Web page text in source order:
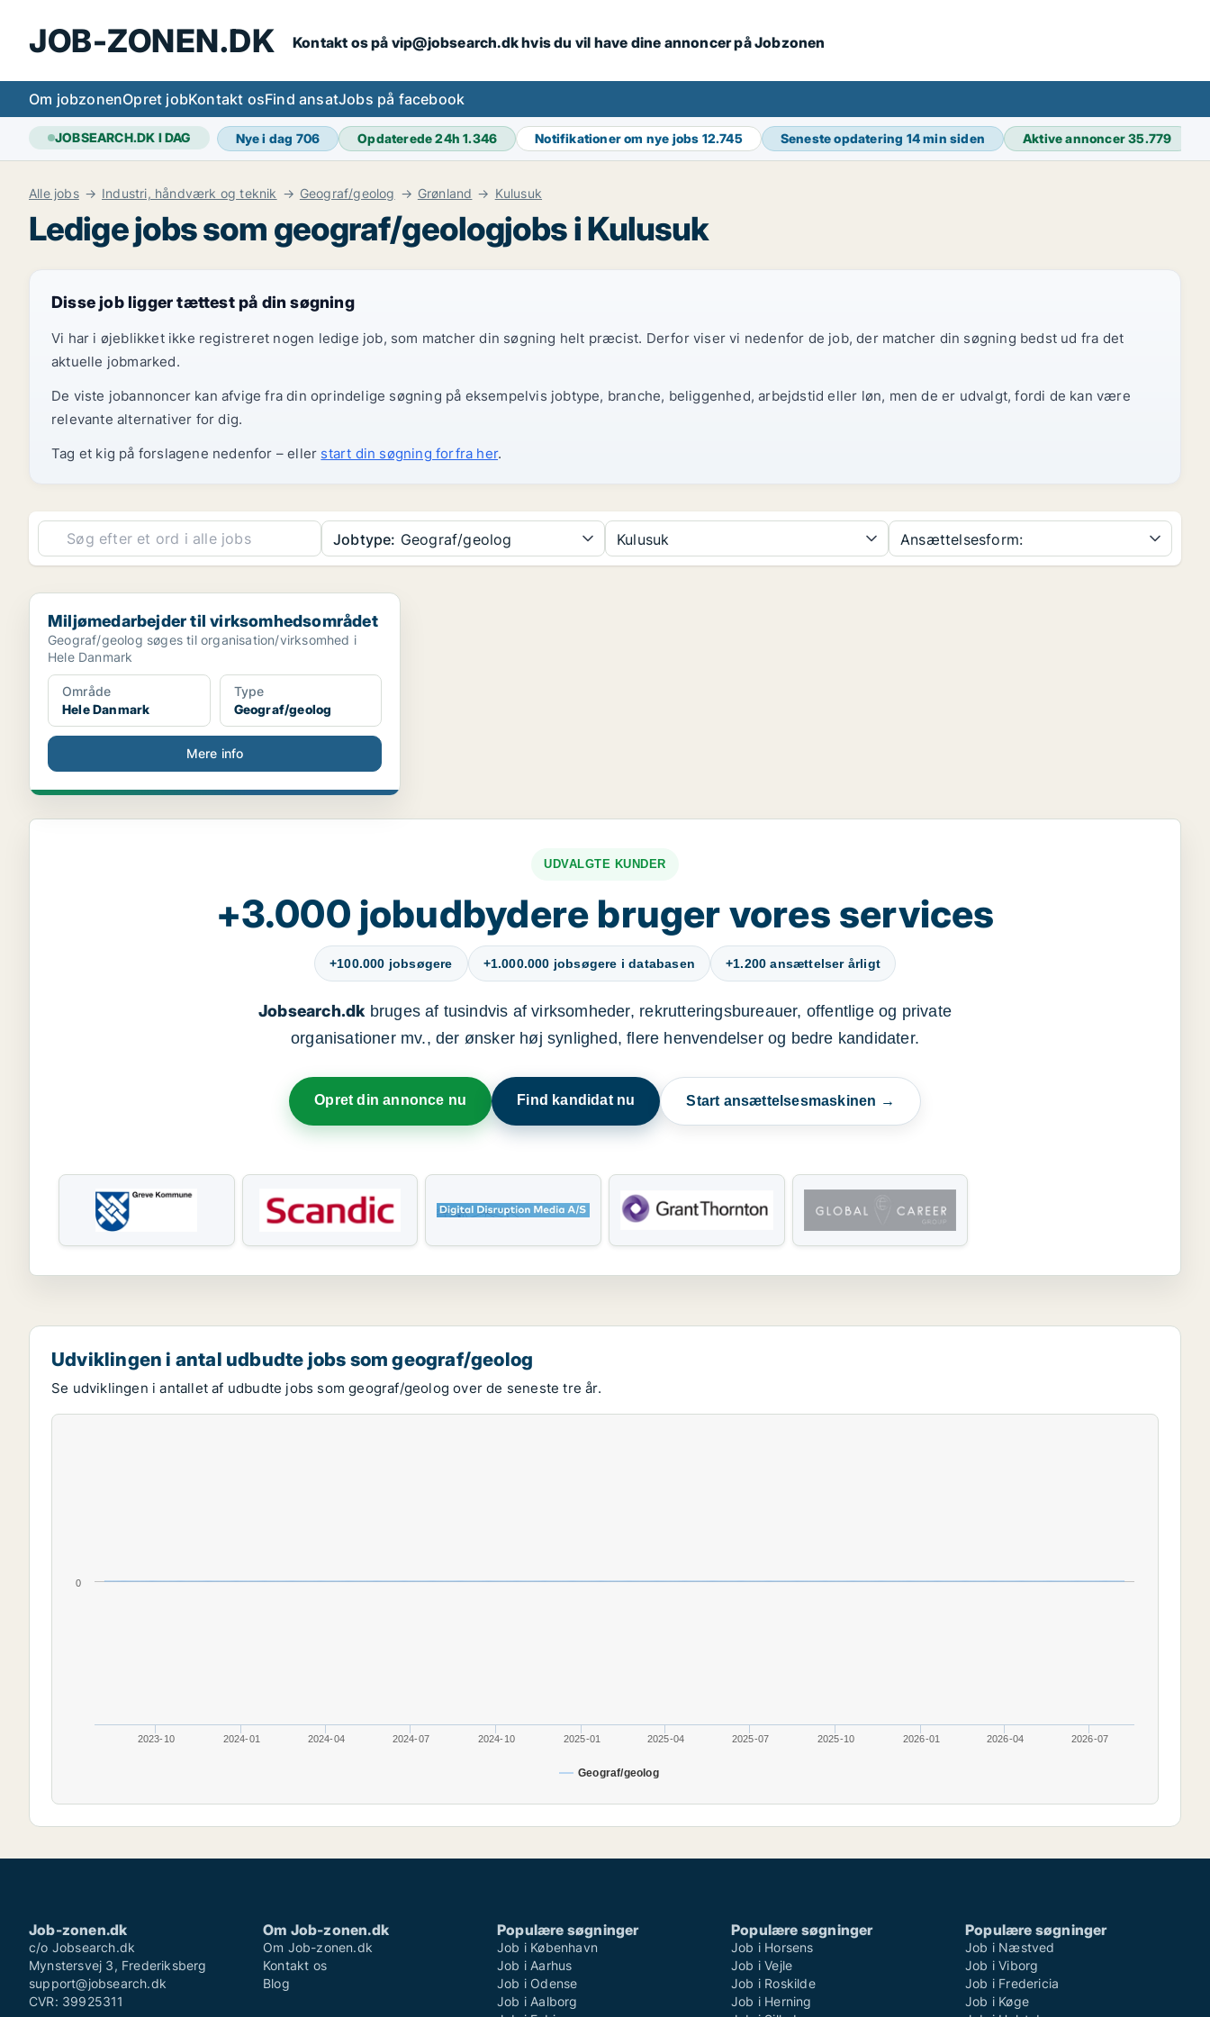
JOB-ZONEN.DK Kontakt os på vip@jobsearch.dk hvis du vil have dine annoncer på Jobzonen
Om jobzonenOpret jobKontakt osFind ansatJobs på facebook
JOBSEARCH.DK I DAG Nye i dag 706 Opdaterede 24h1.346 Notifikationer om nye jobs 12.745 Seneste opdatering 14 min siden Aktive annoncer35.779
Alle jobs Industri, håndværk og teknik Geograf/geolog Grønland Kulusuk
Ledige jobs som geograf/geologjobs i Kulusuk
Disse job ligger tættest på din søgning
Vi har i øjeblikket ikke registreret nogen ledige job, som matcher din søgning helt præcist. Derfor viser vi nedenfor de job, der matcher din søgning bedst ud fra det
aktuelle jobmarked.
De viste jobannoncer kan afvige fra din oprindelige søgning på eksempelvis jobtype, branche, beliggenhed, arbejdstid eller løn, men de er udvalgt, fordi de kan være
relevante alternativer for dig.
Tag et kig på forslagene nedenfor – eller start din søgning forfra her.
Jobtype: Geograf/geolog Kulusuk Ansættelsesform:
Miljømedarbejder til virksomhedsområdet
Miljømedarbejder til virksomhedsområdet
Geograf/geolog søges til organisation/virksomhed i
Hele Danmark
Område
Hele Danmark
Type
Geograf/geolog
Mere info
UDVALGTE KUNDER
+3.000 jobudbydere bruger vores services
+100.000 jobsøgere +1.000.000 jobsøgere i databasen +1.200 ansættelser årligt
Jobsearch.dkbruges af tusindvis af virksomheder, rekrutteringsbureauer, offentlige og private
organisationer mv., der ønsker høj synlighed, flere henvendelser og bedre kandidater.
Opret din annonce nu Find kandidat nu Start ansættelsesmaskinen →
Udviklingen i antal udbudte jobs som geograf/geolog
Se udviklingen i antallet af udbudte jobs som geograf/geolog over de seneste tre år.
Geograf/geolog
2023-10 2024-01 2024-04 2024-07 2024-10 2025-01 2025-04 2025-07 2025-10 2026-01 2026-04 2026-07
0
Job-zonen.dk
c/o Jobsearch.dk
Mynstersvej 3, Frederiksberg
support@jobsearch.dk
CVR: 39925311
Om Job-zonen.dk
Om Job-zonen.dk
Kontakt os
Blog
Populære søgninger
Job i København
Job i Aarhus
Job i Odense
Job i Aalborg
Populære søgninger
Job i Horsens
Job i Vejle
Job i Roskilde
Job i Herning
Populære søgninger
Job i Næstved
Job i Viborg
Job i Fredericia
Job i Køge